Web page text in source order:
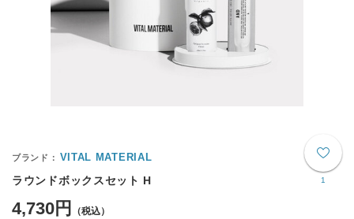
1
VITAL MATERIAL
ラウンドボックスセット H
4,730円